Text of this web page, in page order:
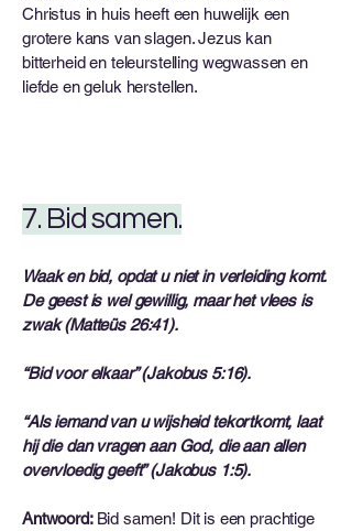
Christus in huis heeft een huwelijk een
grotere kans van slagen. Jezus kan
bitterheid en teleurstelling wegwassen en
liefde en geluk herstellen.
7. Bid samen.
Waak en bid, opdat u niet in verleiding komt.
De geest is wel gewillig, maar het vlees is
zwak (Matteüs 26:41).
“Bid voor elkaar” (Jakobus 5:16).
“Als iemand van u wijsheid tekortkomt, laat
hij die dan vragen aan God, die aan allen
overvloedig geeft” (Jakobus 1:5).
Antwoord: Bid samen! Dit is een prachtige